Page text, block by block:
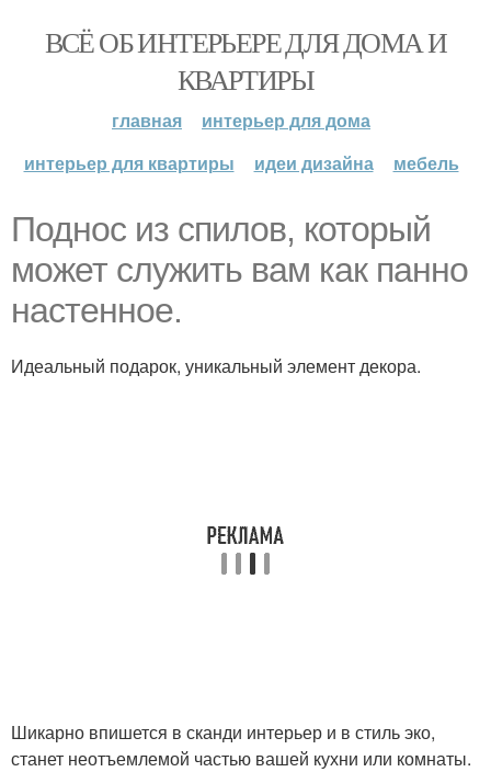
ВСЁ ОБ ИНТЕРЬЕРЕ ДЛЯ ДОМА И
КВАРТИРЫ
главная
интерьер для дома
интерьер для квартиры
идеи дизайна мебель
Поднос из спилов, который
может служить вам как панно
настенное.
Идеальный подарок, уникальный элемент декора.
Шикарно впишется в сканди интерьер и в стиль эко,
станет неотъемлемой частью вашей кухни или комнаты.